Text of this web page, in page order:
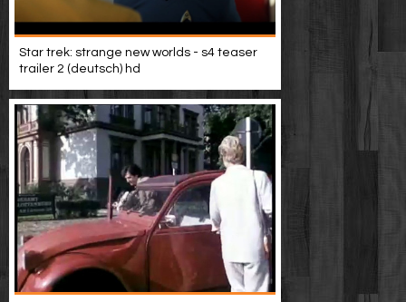
Star trek: strange new worlds - s4 teaser
trailer 2 (deutsch) hd